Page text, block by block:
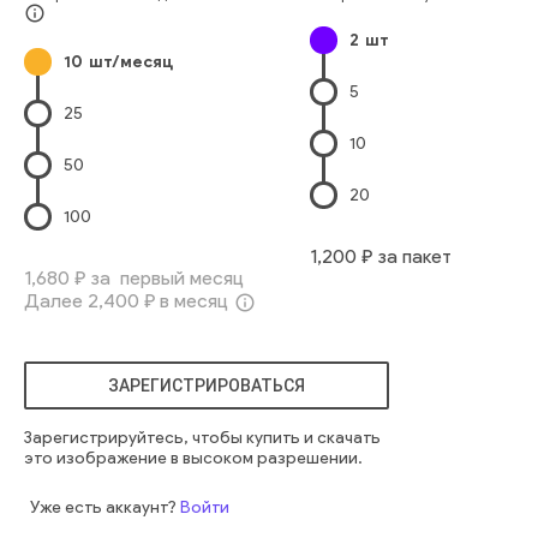
Молодые Женщины
Каштановые Волосы
Восточный Ethnicity
Парк
яркий
современный
привлекательный
одиночный
исследование
колледж
знание азиатский
очаровательный
продолжающийся
вьетнамский
полудлинный высшее образование
info_outline
10 шт/месяц
25
50
100
1,680 ₽ за первый месяц
Далее 2,400 ₽ в месяц info_outline
2 шт
5
10
20
1,200 ₽ за пакет
ЗАРЕГИСТРИРОВАТЬСЯ
Зарегистрируйтесь, чтобы купить и скачать
это изображение в высоком разрешении.
Уже есть аккаунт? Войти